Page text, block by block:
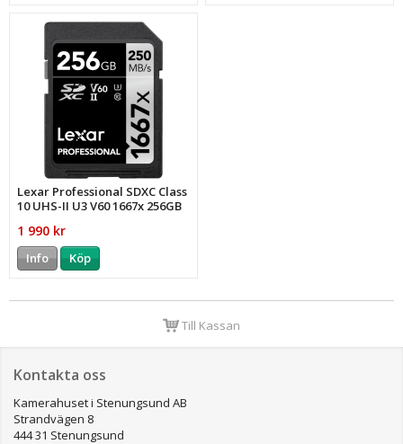
Lexar Professional SDXC Class
10 UHS-II U3 V60 1667x 256GB
1 990 kr
Info Köp
Till Kassan
Kontakta oss
Kamerahuset i Stenungsund AB
Strandvägen 8
444 31 Stenungsund